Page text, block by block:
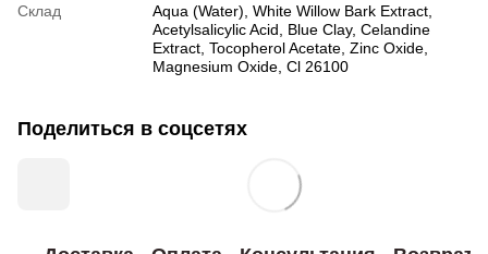
Склад
Aqua (Water), White Willow Bark Extract,
Acetylsalicylic Acid, Blue Clay, Celandine
Extract, Tocopherol Acetate, Zinc Oxide,
Magnesium Oxide, Cl 26100
Поделиться в соцсетях